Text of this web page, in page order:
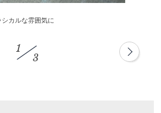
カルな雰囲気に
1
3